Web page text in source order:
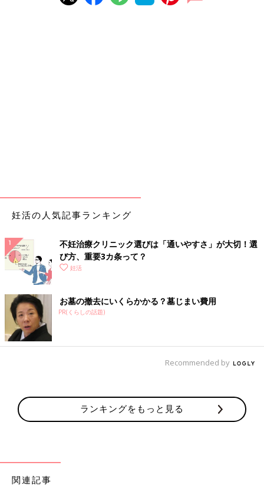
妊活の人気記事ランキング
不妊治療クリニック選びは「通いやすさ」が大切！選
び方、重要3カ条って？
妊活
お墓の撤去にいくらかかる？墓じまい費用
PR(くらしの話題)
Recommended by
ランキングをもっと見る
関連記事